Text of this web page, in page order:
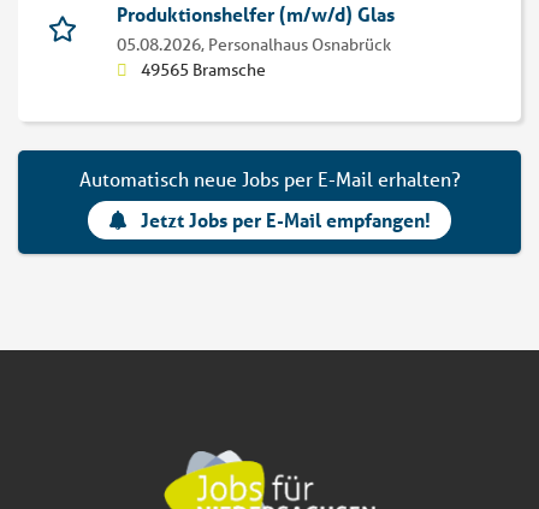
Produktionshelfer (m/w/d) Glas
05.08.2026, Personalhaus Osnabrück
49565 Bramsche
Automatisch neue Jobs per E-Mail erhalten?
Jetzt Jobs per E-Mail empfangen!